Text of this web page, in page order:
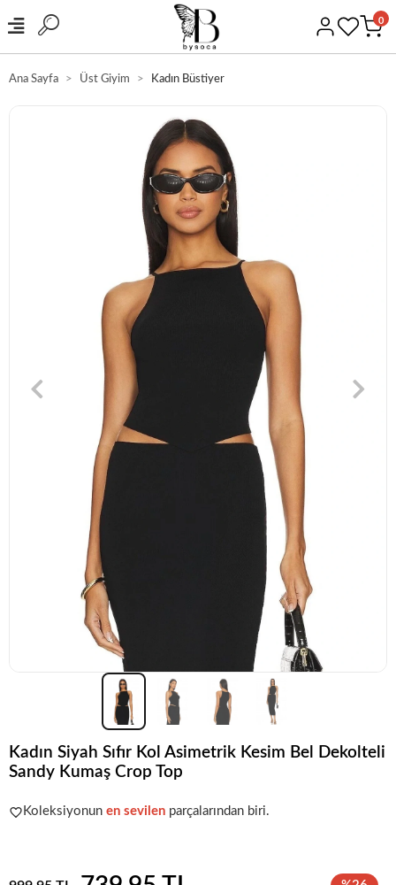
0
Ana Sayfa Üst Giyim Kadın Büstiyer
Kadın Siyah Sıfır Kol Asimetrik Kesim Bel Dekolteli
Sandy Kumaş Crop Top
Acele et!Stoklar hızla azalıyor!
Koleksiyonun en sevilen parçalarından biri.